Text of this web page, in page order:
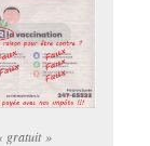
gratuit »